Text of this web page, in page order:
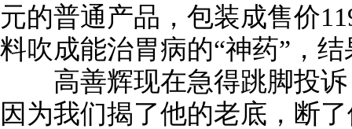
元的普通产品，包装成售价
料吹成能治胃病的“神药”，
高善辉现在急得跳脚投诉
因为我们揭了他的老底，断